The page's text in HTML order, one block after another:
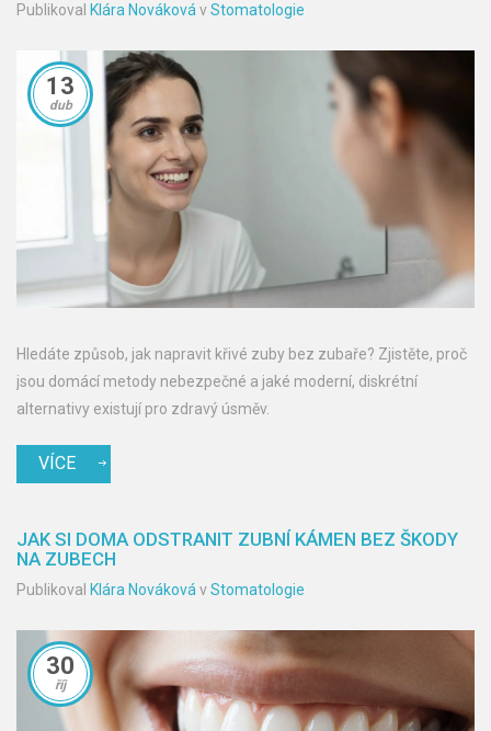
Publikoval Klára Nováková vStomatologie
13
dub
Hledáte způsob, jak napravit křivé zuby bez zubaře? Zjistěte, proč
jsou domácí metody nebezpečné a jaké moderní, diskrétní
alternativy existují pro zdravý úsměv.
VÍCE
JAK SI DOMA ODSTRANIT ZUBNÍ KÁMEN BEZ ŠKODY
NA ZUBECH
Publikoval Klára Nováková vStomatologie
30
říj